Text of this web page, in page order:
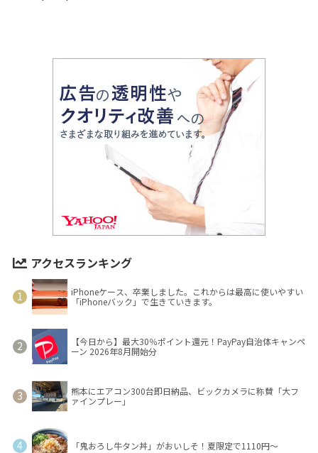
アクセスランキング
iPhoneケース、卒業しました。これからは最高に使いやすい
「iPhoneバック」で生きていきます。
【今日から】最大30％ポイント還元！PayPay自治体キャンペ
ーン 2026年8月開始分
熊本にエアコン300台即日納品、ビックカメラに称賛「大フ
ァインプレー」
「鬼おろし牛タン丼」がおいしそ！夏限定で1110円～